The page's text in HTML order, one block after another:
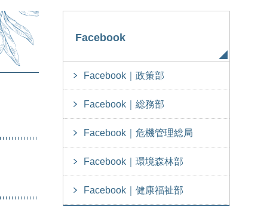
Facebook
Facebook｜政策部
Facebook｜総務部
Facebook｜危機管理総局
Facebook｜環境森林部
Facebook｜健康福祉部